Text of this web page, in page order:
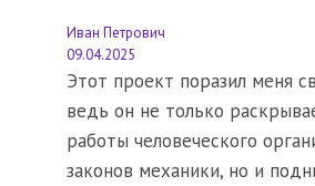
Иван Петрович
09.04.2025
Этот проект поразил меня
ведь он не только
работы человеческого
законов механики, но и